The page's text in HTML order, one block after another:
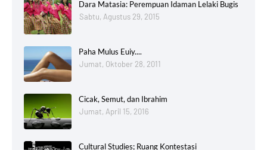
Dara Matasia: Perempuan Idaman Lelaki Bugis
Sabtu, Agustus 29, 2015
Paha Mulus Euiy....
Jumat, Oktober 28, 2011
Cicak, Semut, dan Ibrahim
Jumat, April 15, 2016
Cultural Studies; Ruang Kontestasi